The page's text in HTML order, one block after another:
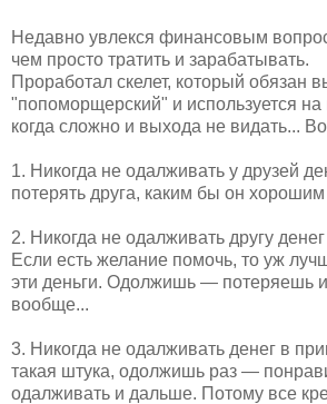
Недавно увлекся финансовым
чем просто тратить и зарабатывать.
Проработал скелет, который обязан
"попоморщерский" и используется на
когда сложно и выхода не видать...
1. Никогда не одалживать у друзей
потерять друга, каким бы он
2. Никогда не одалживать другу
Если есть желание помочь, то уж
эти деньги. Одолжишь — потеряешь
вообще...
3. Никогда не одалживать денег в
такая штука, одолжишь раз —
одалживать и дальше. Потому все